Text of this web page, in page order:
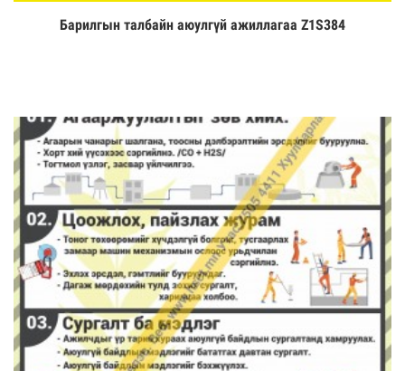
Үзэх
Барилгын талбайн аюулгүй ажиллагаа Z1S384